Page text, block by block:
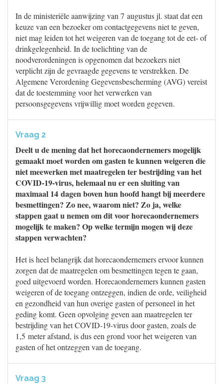
In de ministeriële aanwijzing van 7 augustus jl. staat dat een
keuze van een bezoeker om contactgegevens niet te geven,
niet mag leiden tot het weigeren van de toegang tot de eet- of
drinkgelegenheid. In de toelichting van de
noodverordeningen is opgenomen dat bezoekers niet
verplicht zijn de gevraagde gegevens te verstrekken. De
Algemene Verordening Gegevensbescherming (AVG) vereist
dat de toestemming voor het verwerken van
persoonsgegevens vrijwillig moet worden gegeven.
Vraag 2
Deelt u de mening dat het horecaondernemers mogelijk
gemaakt moet worden om gasten te kunnen weigeren die
niet meewerken met maatregelen ter bestrijding van het
COVID-19-virus, helemaal nu er een sluiting van
maximaal 14 dagen boven hun hoofd hangt bij meerdere
besmettingen? Zo nee, waarom niet? Zo ja, welke
stappen gaat u nemen om dit voor horecaondernemers
mogelijk te maken? Op welke termijn mogen wij deze
stappen verwachten?
Het is heel belangrijk dat horecaondernemers ervoor kunnen
zorgen dat de maatregelen om besmettingen tegen te gaan,
goed uitgevoerd worden. Horecaondernemers kunnen gasten
weigeren of de toegang ontzeggen, indien de orde, veiligheid
en gezondheid van hun overige gasten of personeel in het
geding komt. Geen opvolging geven aan maatregelen ter
bestrijding van het COVID-19-virus door gasten, zoals de
1,5 meter afstand, is dus een grond voor het weigeren van
gasten of het ontzeggen van de toegang.
Vraag 3